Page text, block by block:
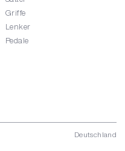
Griffe
Lenker
Pedale
Deutschland